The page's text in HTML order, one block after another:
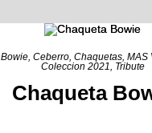
Bowie, Ceberro, Chaquetas, MAS
Coleccion 2021, Tribute
Chaqueta